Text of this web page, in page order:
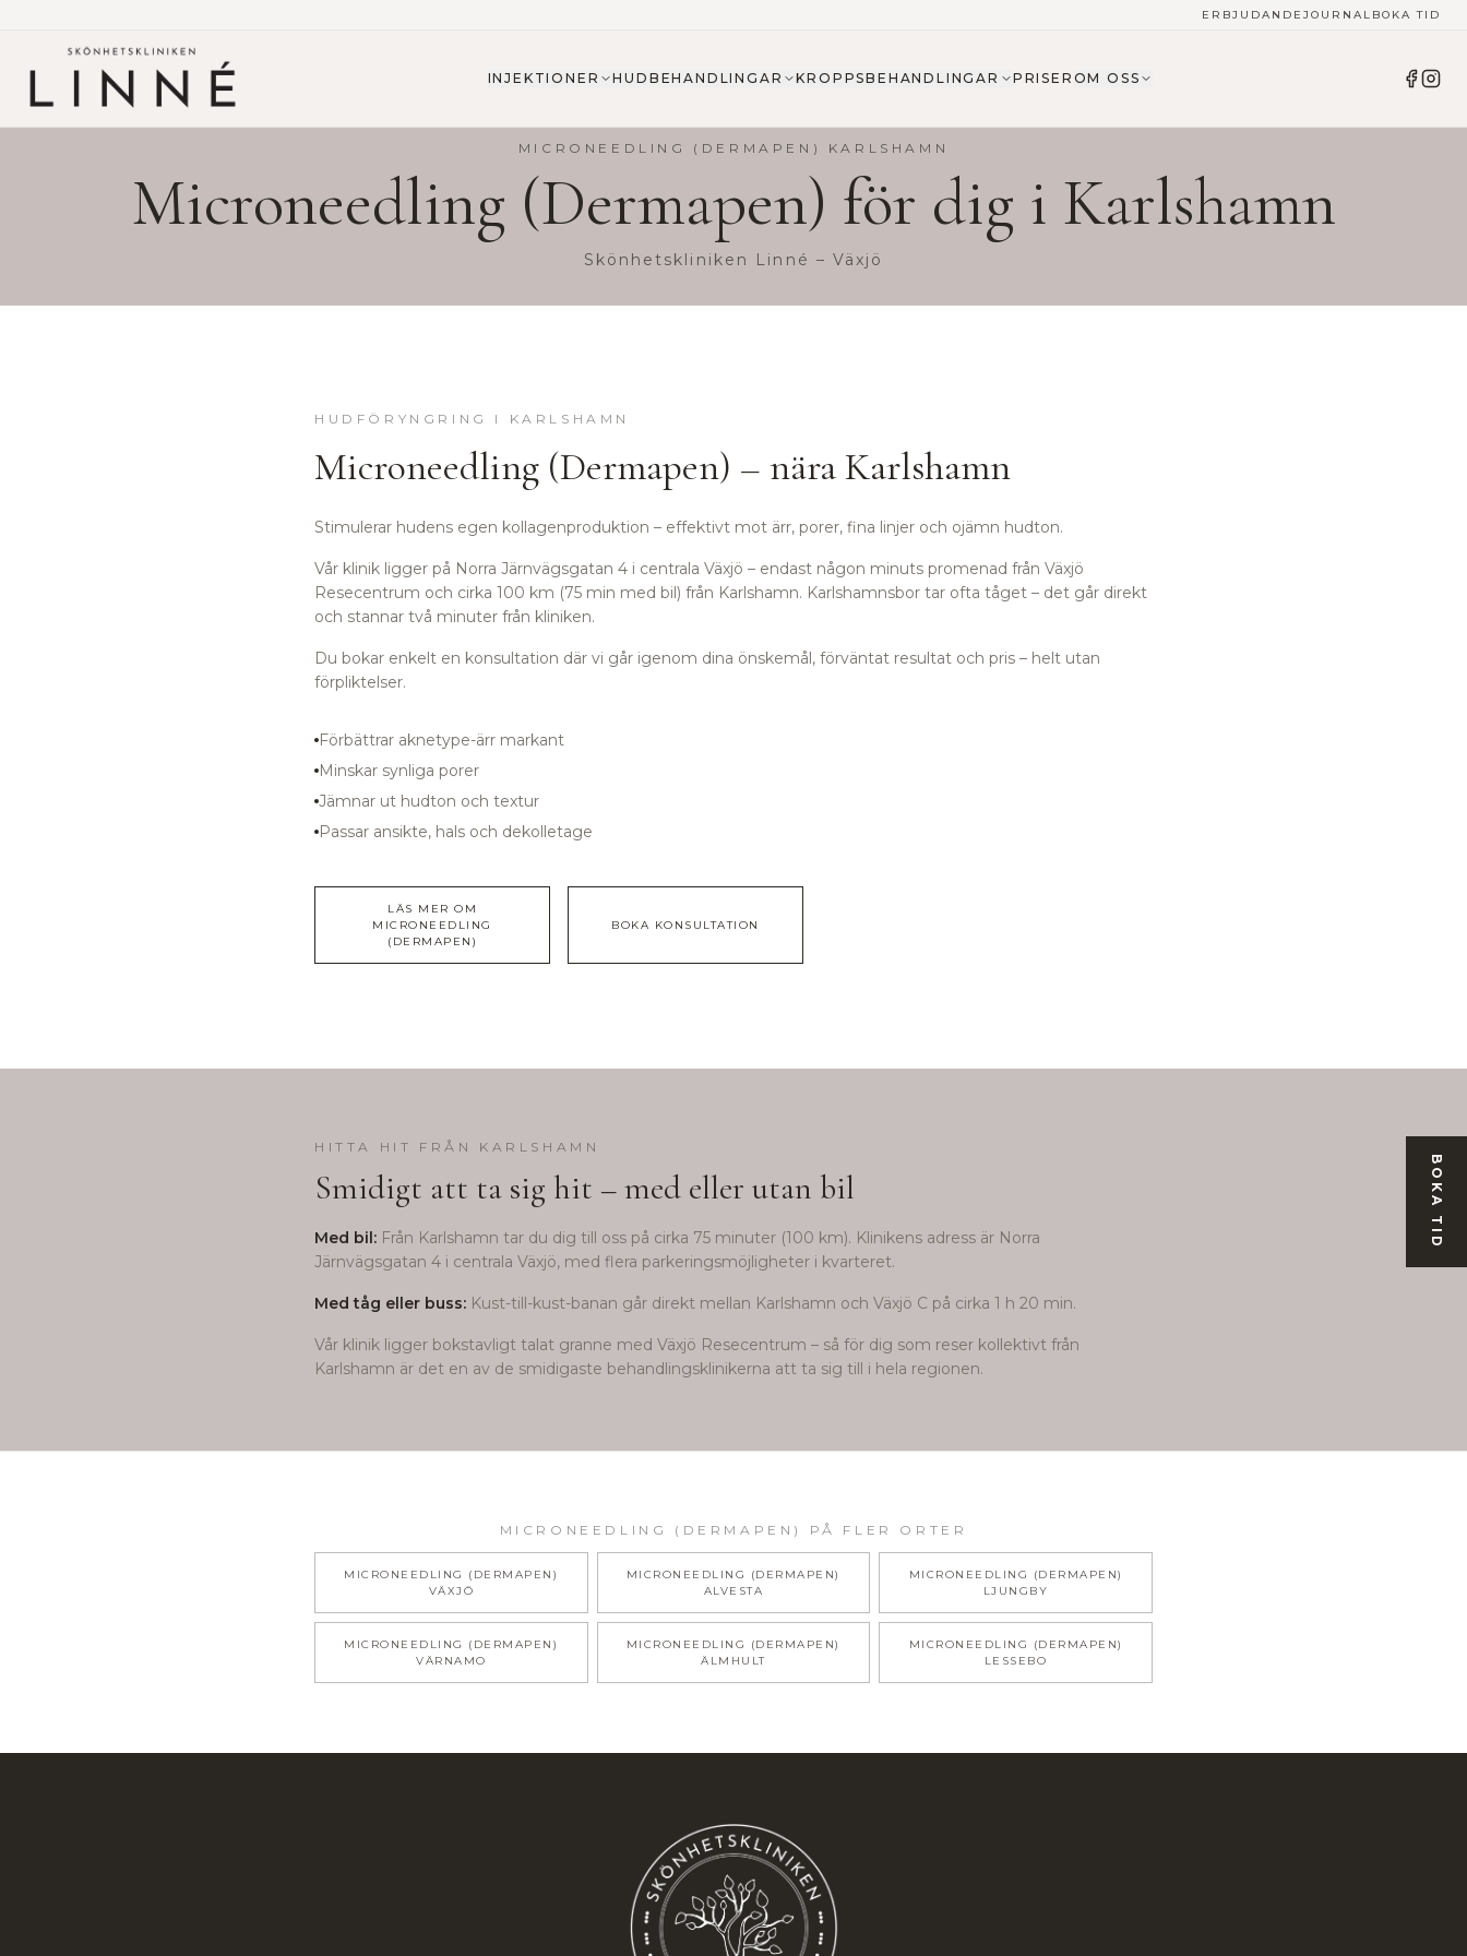
ERBJUDANDE JOURNAL BOKA TID
INJEKTIONER HUDBEHANDLINGAR KROPPSBEHANDLINGAR PRISER OM OSS
BOKA TID
MICRONEEDLING (DERMAPEN) KARLSHAMN
Microneedling (Dermapen) för dig i Karlshamn
Skönhetskliniken Linné – Växjö
HUDFÖRYNGRING I KARLSHAMN
Microneedling (Dermapen) – näraKarlshamn
Stimulerar hudens egen kollagenproduktion – effektivt mot ärr, porer, fina linjer och ojämn hudton.
Vår klinik ligger på Norra Järnvägsgatan 4 i centrala Växjö – endast någon minuts promenad från Växjö
Resecentrum och cirka 100 km (75 min med bil) från Karlshamn. Karlshamnsbor tar ofta tåget – det går direkt
och stannar två minuter från kliniken.
Du bokar enkelt en konsultation där vi går igenom dina önskemål, förväntat resultat och pris – helt utan
förpliktelser.
Förbättrar aknetype-ärr markant
Minskar synliga porer
Jämnar ut hudton och textur
Passar ansikte, hals och dekolletage
LÄS MER OM
MICRONEEDLING
(DERMAPEN)
BOKA KONSULTATION
HITTA HIT FRÅN KARLSHAMN
Smidigt att ta sig hit – med eller utan bil
Med bil: Från Karlshamn tar du dig till oss på cirka 75 minuter (100 km). Klinikens adress är Norra
Järnvägsgatan 4 i centrala Växjö, med flera parkeringsmöjligheter i kvarteret.
Med tåg eller buss: Kust-till-kust-banan går direkt mellan Karlshamn och Växjö C på cirka 1 h 20 min.
Vår klinik ligger bokstavligt talat granne med Växjö Resecentrum – så för dig som reser kollektivt från
Karlshamn är det en av de smidigaste behandlingsklinikerna att ta sig till i hela regionen.
MICRONEEDLING (DERMAPEN) PÅ FLER ORTER
MICRONEEDLING (DERMAPEN)
VÄXJÖ
MICRONEEDLING (DERMAPEN)
ALVESTA
MICRONEEDLING (DERMAPEN)
LJUNGBY
MICRONEEDLING (DERMAPEN)
VÄRNAMO
MICRONEEDLING (DERMAPEN)
ÄLMHULT
MICRONEEDLING (DERMAPEN)
LESSEBO